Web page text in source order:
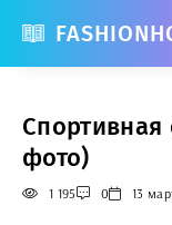
фото)
1 195 0 13